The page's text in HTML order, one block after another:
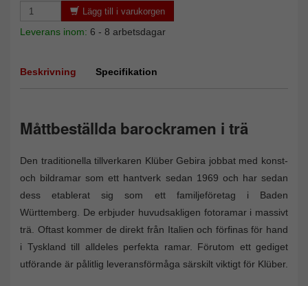
Lägg till i varukorgen
Leverans inom: 6 - 8 arbetsdagar
Beskrivning Specifikation
Måttbeställda barockramen i trä
Den traditionella tillverkaren Klüber Gebira jobbat med konst-
och bildramar som ett hantverk sedan 1969 och har sedan
dess etablerat sig som ett familjeföretag i Baden
Württemberg. De erbjuder huvudsakligen fotoramar i massivt
trä. Oftast kommer de direkt från Italien och förfinas för hand
i Tyskland till alldeles perfekta ramar. Förutom ett gediget
utförande är pålitlig leveransförmåga särskilt viktigt för Klüber.